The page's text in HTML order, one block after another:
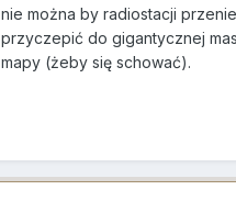
nie można by radiostacji
przyczepić do gigantycznej
mapy (żeby się schować).